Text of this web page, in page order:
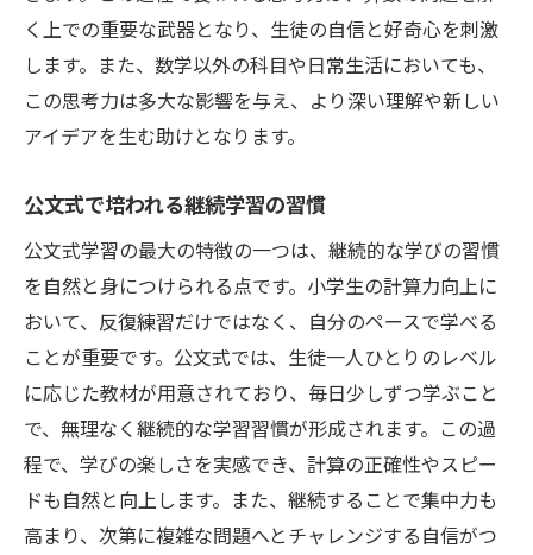
く上での重要な武器となり、生徒の自信と好奇心を刺激
します。また、数学以外の科目や日常生活においても、
この思考力は多大な影響を与え、より深い理解や新しい
アイデアを生む助けとなります。
公文式で培われる継続学習の習慣
公文式学習の最大の特徴の一つは、継続的な学びの習慣
を自然と身につけられる点です。小学生の計算力向上に
おいて、反復練習だけではなく、自分のペースで学べる
ことが重要です。公文式では、生徒一人ひとりのレベル
に応じた教材が用意されており、毎日少しずつ学ぶこと
で、無理なく継続的な学習習慣が形成されます。この過
程で、学びの楽しさを実感でき、計算の正確性やスピー
ドも自然と向上します。また、継続することで集中力も
高まり、次第に複雑な問題へとチャレンジする自信がつ